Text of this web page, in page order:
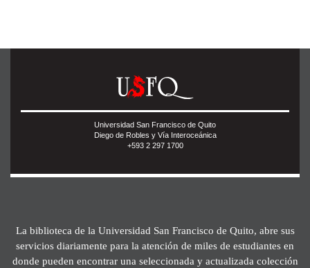
Universidad San Francisco de Quito
Diego de Robles y Vía Interoceánica
+593 2 297 1700
La biblioteca de la Universidad San Francisco de Quito, abre sus
servicios diariamente para la atención de miles de estudiantes en
donde pueden encontrar una seleccionada y actualizada colección